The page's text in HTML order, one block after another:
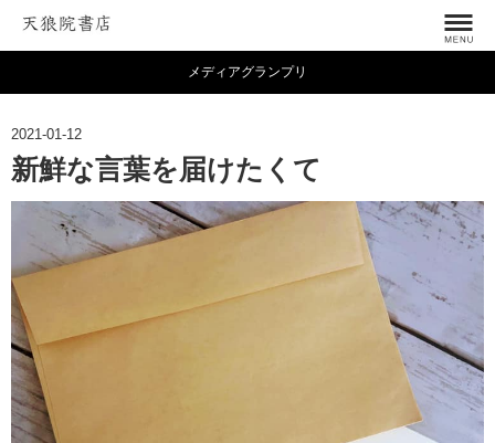
メディアグランプリ
2021-01-12
新鮮な言葉を届けたくて